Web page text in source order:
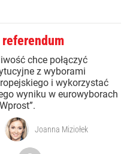
chce połączyć
z wyborami
i wykorzystać
wyniku w eurowyborach
Joanna Miziołek